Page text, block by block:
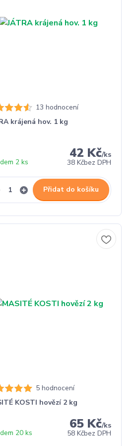
13 hodnocení
krájená hov. 1 kg
42 Kč/ks
38 Kčbez DPH
2 ks
Přidat do košíku
5 hodnocení
KOSTI hovězí 2 kg
65 Kč/ks
58 Kčbez DPH
20 ks